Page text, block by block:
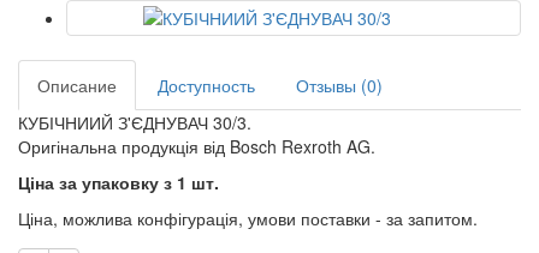
Описание Доступность
Отзывы (0)
КУБІЧНИИЙ З'ЄДНУВАЧ 30/3.
Оригінальна продукція від Bosch Rexroth AG.
Ціна за упаковку з 1 шт.
Ціна, можлива конфігурація, умови поставки - за запитом.